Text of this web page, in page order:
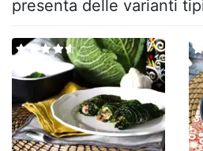
presenta delle varianti